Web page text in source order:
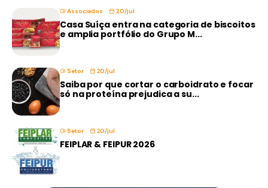
Associados 20/jul
Casa Suíça entra na categoria de biscoitos
e amplia portfólio do Grupo M...
Setor 20/jul
Saiba por que cortar o carboidrato e focar
só na proteína prejudica a su...
Setor 20/jul
FEIPLAR & FEIPUR 2026